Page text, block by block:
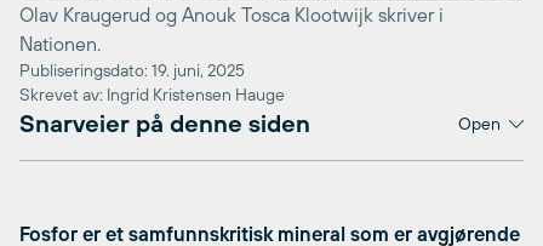
Olav Kraugerud og Anouk Tosca Klootwijk skriver i
Nationen.
Publiseringsdato: 19. juni, 2025
Skrevet av: Ingrid Kristensen Hauge
Snarveier på denne siden Open
Fosfor er et samfunnskritisk mineral som er avgjørende